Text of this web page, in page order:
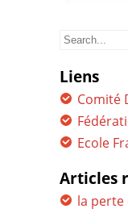
Search
Liens
Comité
Ecole
Articles
la